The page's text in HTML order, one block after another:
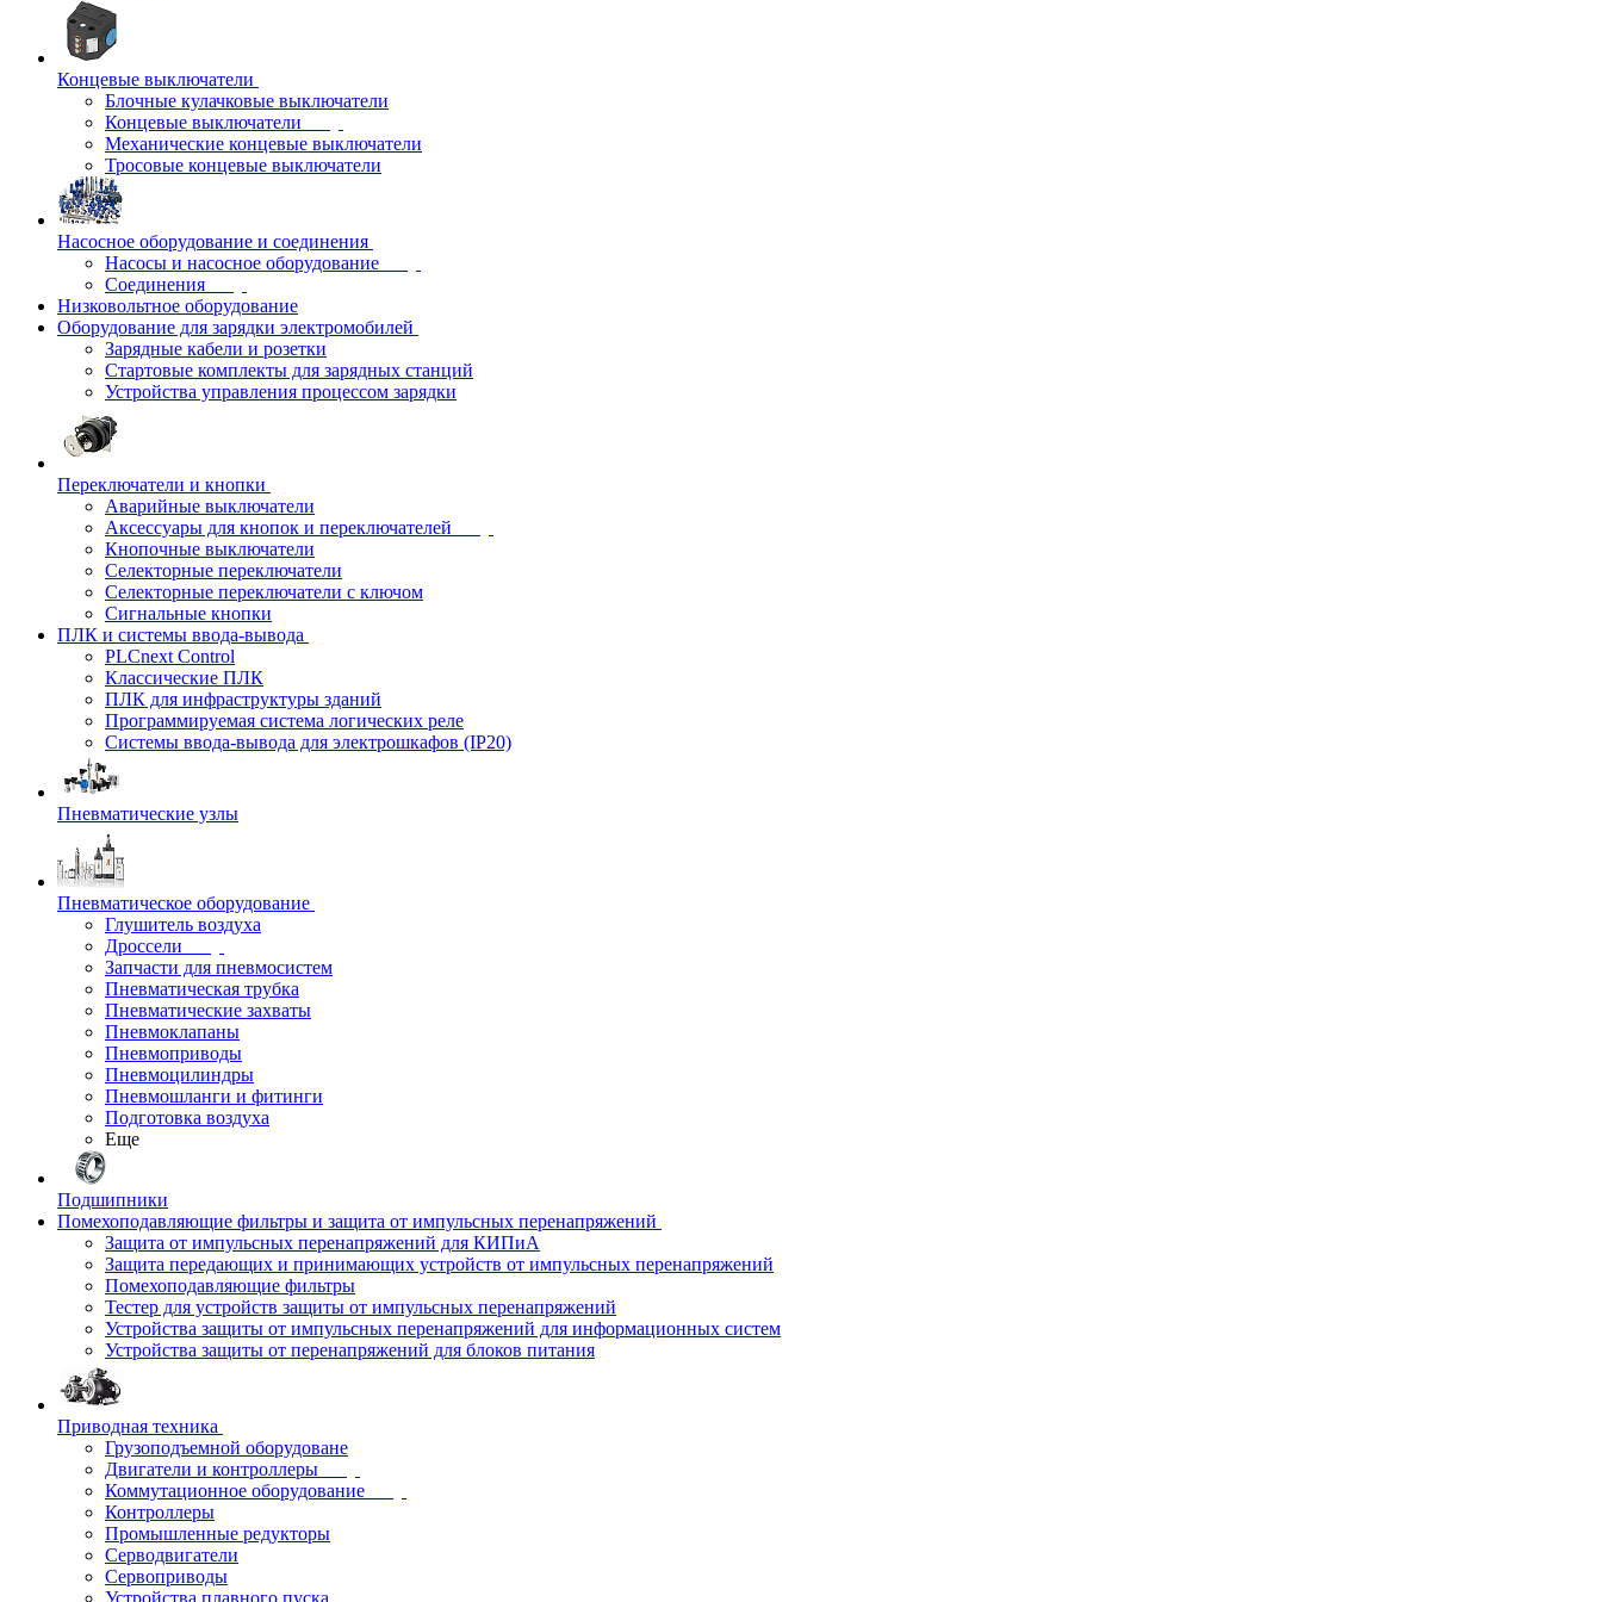
Концевые выключатели
Блочные кулачковые выключатели
Концевые выключатели
Механические концевые выключатели
Тросовые концевые выключатели
Насосное оборудование и соединения
Насосы и насосное оборудование
Соединения
Низковольтное оборудование
Оборудование для зарядки электромобилей
Зарядные кабели и розетки
Стартовые комплекты для зарядных станций
Устройства управления процессом зарядки
Переключатели и кнопки
Аварийные выключатели
Аксессуары для кнопок и переключателей
Кнопочные выключатели
Селекторные переключатели
Селекторные переключатели с ключом
Сигнальные кнопки
ПЛК и системы ввода-вывода
PLCnext Control
Классические ПЛК
ПЛК для инфраструктуры зданий
Программируемая система логических реле
Системы ввода-вывода для электрошкафов (IP20)
Пневматические узлы
Пневматическое оборудование
Глушитель воздуха
Дроссели
Запчасти для пневмосистем
Пневматическая трубка
Пневматические захваты
Пневмоклапаны
Пневмоприводы
Пневмоцилиндры
Пневмошланги и фитинги
Подготовка воздуха
Еще
Подшипники
Помехоподавляющие фильтры и защита от импульсных перенапряжений
Защита от импульсных перенапряжений для КИПиА
Защита передающих и принимающих устройств от импульсных перенапряжений
Помехоподавляющие фильтры
Тестер для устройств защиты от импульсных перенапряжений
Устройства защиты от импульсных перенапряжений для информационных систем
Устройства защиты от перенапряжений для блоков питания
Приводная техника
Грузоподъемной оборудоване
Двигатели и контроллеры
Коммутационное оборудование
Контроллеры
Промышленные редукторы
Серводвигатели
Сервоприводы
Устройства плавного пуска